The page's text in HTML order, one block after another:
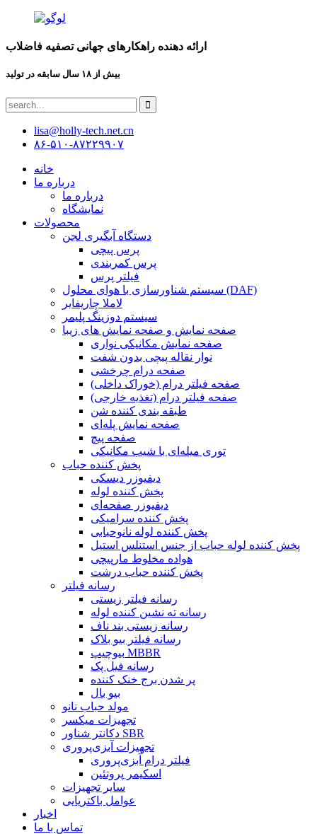
ارائه دهنده راهکارهای جهانی تصفیه فاضلاب
بیش از ۱۸ سال سابقه در تولید
lisa@holly-tech.net.cn
۸۶-۵۱۰-۸۷۲۲۹۹۰۷
خانه
درباره ما
درباره ما
نمایشگاه
محصولات
دستگاه آبگیری لجن
پرس پیچی
پرس کمربندی
فیلتر پرس
سیستم شناورسازی با هوای محلول (DAF)
لاملا چاریفایر
سیستم دوزینگ پلیمر
صفحه نمایش و صفحه نمایش های زیبا
صفحه نمایش مکانیکی نواری
نوار نقاله پیچی بدون شفت
صفحه درام چرخشی
صفحه فیلتر درام (خوراک داخلی)
صفحه فیلتر درام (تغذیه خارجی)
طبقه بندی کننده شن
صفحه نمایش پله‌ای
صفحه پیچ
توری میله‌ای با شیب مکانیکی
پخش کننده حباب
دیفیوزر دیسکی
پخش کننده لوله
دیفیوزر صفحه‌ای
پخش کننده سرامیکی
پخش کننده لوله نانوحبابی
پخش کننده لوله حباب از جنس استنلس استیل
هواده مخلوط مارپیچی
پخش کننده حباب درشت
رسانه فیلتر
رسانه فیلتر زیستی
رسانه ته نشین کننده لوله
رسانه زیستی بند ناف
رسانه فیلتر بیو بلاک
بیوچیپ MBBR
رسانه فیل پک
پر شدن برج خنک کننده
بیو بال
مولد حباب نانو
تجهیزات میکسر
دکانتر شناور SBR
تجهیزات آبزی‌پروری
فیلتر درام آبزی‌پروری
اسکیمر پروتئین
سایر تجهیزات
عوامل باکتریایی
اخبار
تماس با ما